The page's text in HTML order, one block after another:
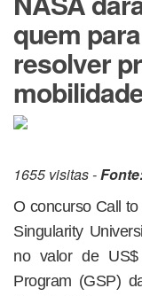
quem
resolver
1655 visitas -
O concurso Call
Singularity
no valor de
Program (GSP)